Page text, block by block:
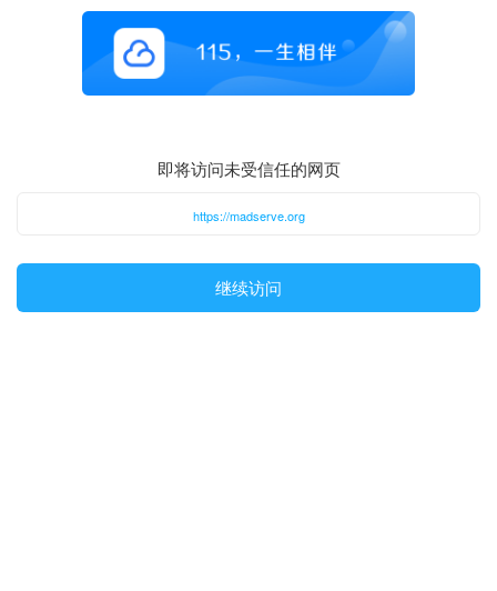
即将访问未受信任的网页
https://madserve.org
继续访问